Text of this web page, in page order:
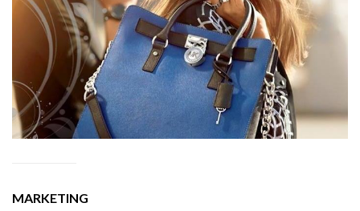
MARKETING